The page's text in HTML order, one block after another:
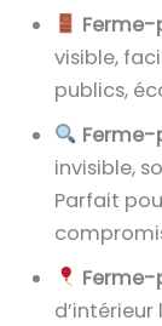
visible,
publics,
invisible,
Parfait